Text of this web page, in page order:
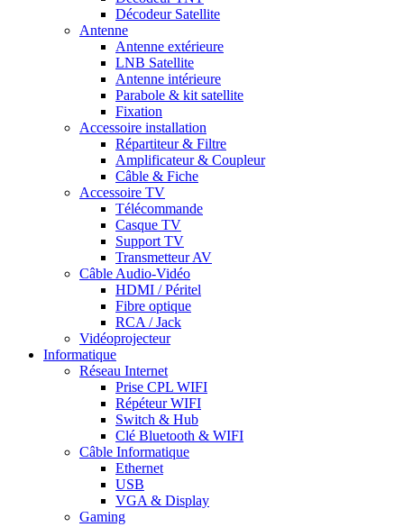
Décodeur Satellite
Antenne
Antenne extérieure
LNB Satellite
Antenne intérieure
Parabole & kit satellite
Fixation
Accessoire installation
Répartiteur & Filtre
Amplificateur & Coupleur
Câble & Fiche
Accessoire TV
Télécommande
Casque TV
Support TV
Transmetteur AV
Câble Audio-Vidéo
HDMI / Péritel
Fibre optique
RCA / Jack
Vidéoprojecteur
Informatique
Réseau Internet
Prise CPL WIFI
Répéteur WIFI
Switch & Hub
Clé Bluetooth & WIFI
Câble Informatique
Ethernet
USB
VGA & Display
Gaming